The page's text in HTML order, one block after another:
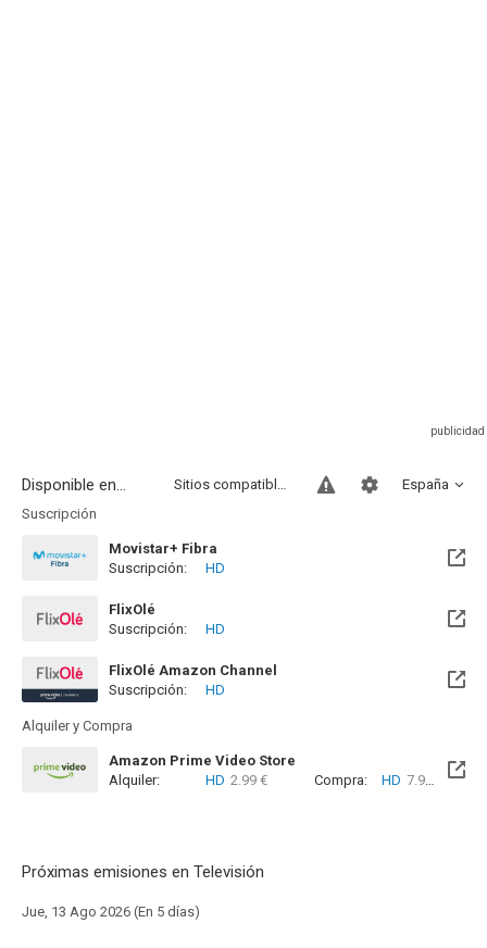
Disponible en... España
Sitios compatibles
Suscripción
Movistar+ Fibra
Disponible hasta el Vie, 01 Ene 2100 (Quedan 73 años)
Suscripción: HD
FlixOlé
Suscripción:
HD
FlixOlé Amazon Channel
Suscripción:
HD
Alquiler y Compra
Amazon Prime Video Store
Alquiler:
HD 2.99 € Compra: HD 7.99 €
Próximas emisiones en Televisión
Jue, 13 Ago 2026 (En 5 días)